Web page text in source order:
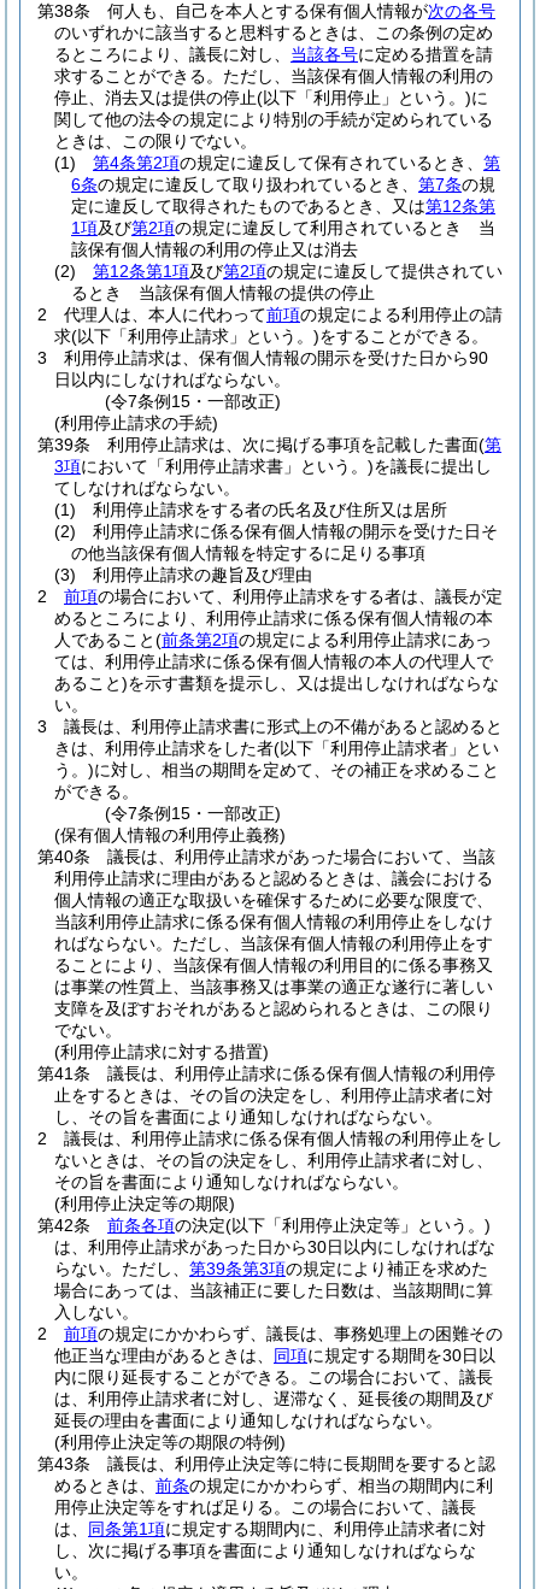
第38条
何人も、自己を本人とする保有個人情報が次の各号
のいずれかに該当すると思料するときは、この条例の定め
るところにより、議長に対し、 当該各号に定める措置を請
求することができる。 ただし、当該保有個人情報の利用の
停止、消去又は提供の停止(以下「利用停止」という。)に
関して他の法令の規定により特別の手続が定められている
ときは、この限りでない。
(1)
第4条第2項の規定に違反して保有されているとき、 第
6条の規定に違反して取り扱われているとき、 第7条の規
定に違反して取得されたものであるとき、又は第12条第
1項及び第2項の規定に違反して利用されているとき 当
該保有個人情報の利用の停止又は消去
(2)
第12条第1項及び第2項の規定に違反して提供されてい
るとき 当該保有個人情報の提供の停止
2
代理人は、本人に代わって前項の規定による利用停止の請
求(以下「利用停止請求」という。)をすることができる。
3
利用停止請求は、保有個人情報の開示を受けた日から90
日以内にしなければならない。
(令7条例15・一部改正)
(利用停止請求の手続)
第39条
利用停止請求は、次に掲げる事項を記載した書面(第
3項において「利用停止請求書」という。)を議長に提出し
てしなければならない。
(1)
利用停止請求をする者の氏名及び住所又は居所
(2)
利用停止請求に係る保有個人情報の開示を受けた日そ
の他当該保有個人情報を特定するに足りる事項
(3)
利用停止請求の趣旨及び理由
2
前項の場合において、利用停止請求をする者は、議長が定
めるところにより、利用停止請求に係る保有個人情報の本
人であること(前条第2項の規定による利用停止請求にあっ
ては、利用停止請求に係る保有個人情報の本人の代理人で
あること)を示す書類を提示し、又は提出しなければならな
い。
3
議長は、利用停止請求書に形式上の不備があると認めると
きは、利用停止請求をした者(以下「利用停止請求者」とい
う。)に対し、相当の期間を定めて、その補正を求めること
ができる。
(令7条例15・一部改正)
(保有個人情報の利用停止義務)
第40条
議長は、利用停止請求があった場合において、当該
利用停止請求に理由があると認めるときは、議会における
個人情報の適正な取扱いを確保するために必要な限度で、
当該利用停止請求に係る保有個人情報の利用停止をしなけ
ればならない。 ただし、当該保有個人情報の利用停止をす
ることにより、当該保有個人情報の利用目的に係る事務又
は事業の性質上、当該事務又は事業の適正な遂行に著しい
支障を及ぼすおそれがあると認められるときは、この限り
でない。
(利用停止請求に対する措置)
第41条
議長は、利用停止請求に係る保有個人情報の利用停
止をするときは、その旨の決定をし、利用停止請求者に対
し、その旨を書面により通知しなければならない。
2
議長は、利用停止請求に係る保有個人情報の利用停止をし
ないときは、その旨の決定をし、利用停止請求者に対し、
その旨を書面により通知しなければならない。
(利用停止決定等の期限)
第42条
前条各項の決定(以下「利用停止決定等」という。)
は、利用停止請求があった日から30日以内にしなければな
らない。 ただし、 第39条第3項の規定により補正を求めた
場合にあっては、当該補正に要した日数は、当該期間に算
入しない。
2
前項の規定にかかわらず、議長は、事務処理上の困難その
他正当な理由があるときは、 同項に規定する期間を30日以
内に限り延長することができる。
この場合において、議長
は、利用停止請求者に対し、遅滞なく、延長後の期間及び
延長の理由を書面により通知しなければならない。
(利用停止決定等の期限の特例)
第43条
議長は、利用停止決定等に特に長期間を要すると認
めるときは、 前条の規定にかかわらず、相当の期間内に利
用停止決定等をすれば足りる。
この場合において、議長
は、 同条第1項に規定する期間内に、利用停止請求者に対
し、次に掲げる事項を書面により通知しなければならな
い。